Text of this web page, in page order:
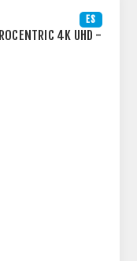
ES